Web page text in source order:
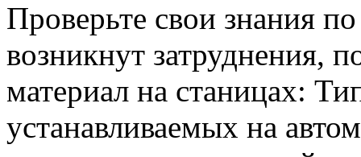
Проверьте свои знания
возникнут затруднения,
материал на станицах:
устанавливаемых на